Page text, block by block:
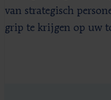
van strategisch
grip te krijgen op uw